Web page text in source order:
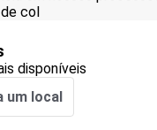
col
disponíveis
um local